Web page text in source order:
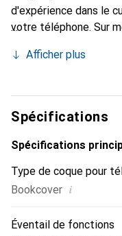
d'expérience dans le
votre téléphone. Sur
devient l'accessoire
produits de haute
fiable pour une
Afficher plus
Spécifications
Spécifications
Type de coque pour
Bookcover i
Éventail de fonctions